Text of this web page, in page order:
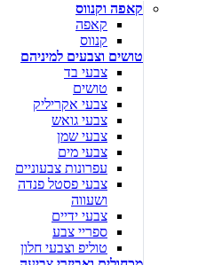
קאפה וקנווס
קאפה
קנווס
טושים וצבעים למיניהם
צבעי בד
טושים
צבעי אקריליק
צבעי גואש
צבעי שמן
צבעי מים
עפרונות צבעוניים
צבעי פסטל פנדה
ושעווה
צבעי ידיים
ספריי צבע
טוליפ וצבעי חלון